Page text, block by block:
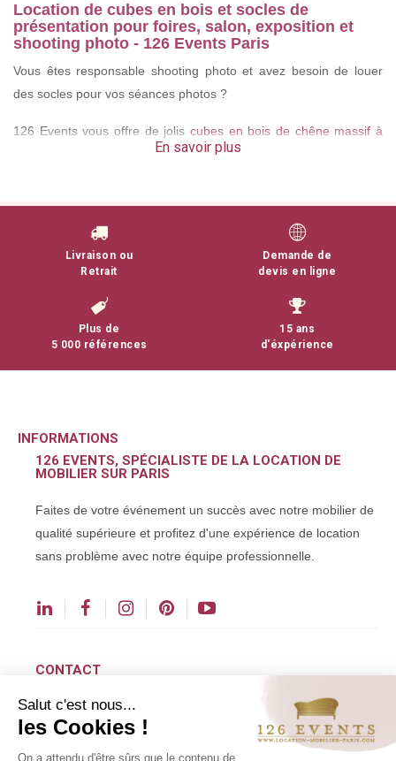
Location de cubes en bois et socles de
présentation pour foires, salon, exposition et
shooting photo - 126 Events Paris
Vous êtes responsable shooting photo et avez besoin de louer
des socles pour vos séances photos ?
126 Events vous offre de jolis cubes en bois de chêne massif à
dans un esprit tendance en bois ou en tout autre matériau.
En savoir plus
Livraison ou
Retrait
Demande de
devis en ligne
Plus de
5 000 références
15 ans
d'éxpérience
INFORMATIONS
126 EVENTS, SPÉCIALISTE DE LA LOCATION DE
MOBILIER SUR PARIS
Faites de votre événement un succès avec notre mobilier de
qualité supérieure et profitez d'une expérience de location
sans problème avec notre équipe professionnelle.
CONTACT
contact@126events.com
(+33) 01 48 43 00 00
Salut c'est nous...
les Cookies !
On a attendu d'être sûrs que le contenu de